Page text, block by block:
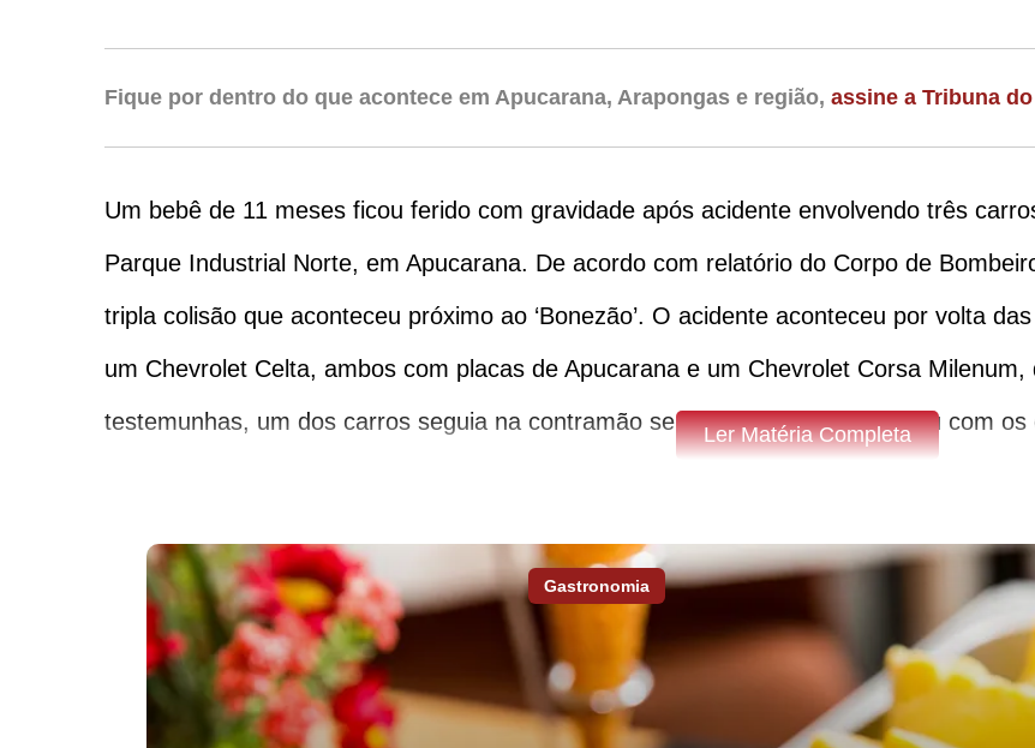
Fique por dentro do que acontece em Apucarana, Arapongas e região, assine a Tribuna
Um bebê de 11 meses ficou ferido com gravidade após acidente envolvendo três
Parque Industrial Norte, em Apucarana. De acordo com relatório do Corpo de
tripla colisão que aconteceu próximo ao ‘Bonezão’. O acidente aconteceu por volta
um Chevrolet Celta, ambos com placas de Apucarana e um Chevrolet Corsa
testemunhas, um dos carros seguia na contramão sentido Apucarana e colidiu com
Ler Matéria Completa
Gastronomia